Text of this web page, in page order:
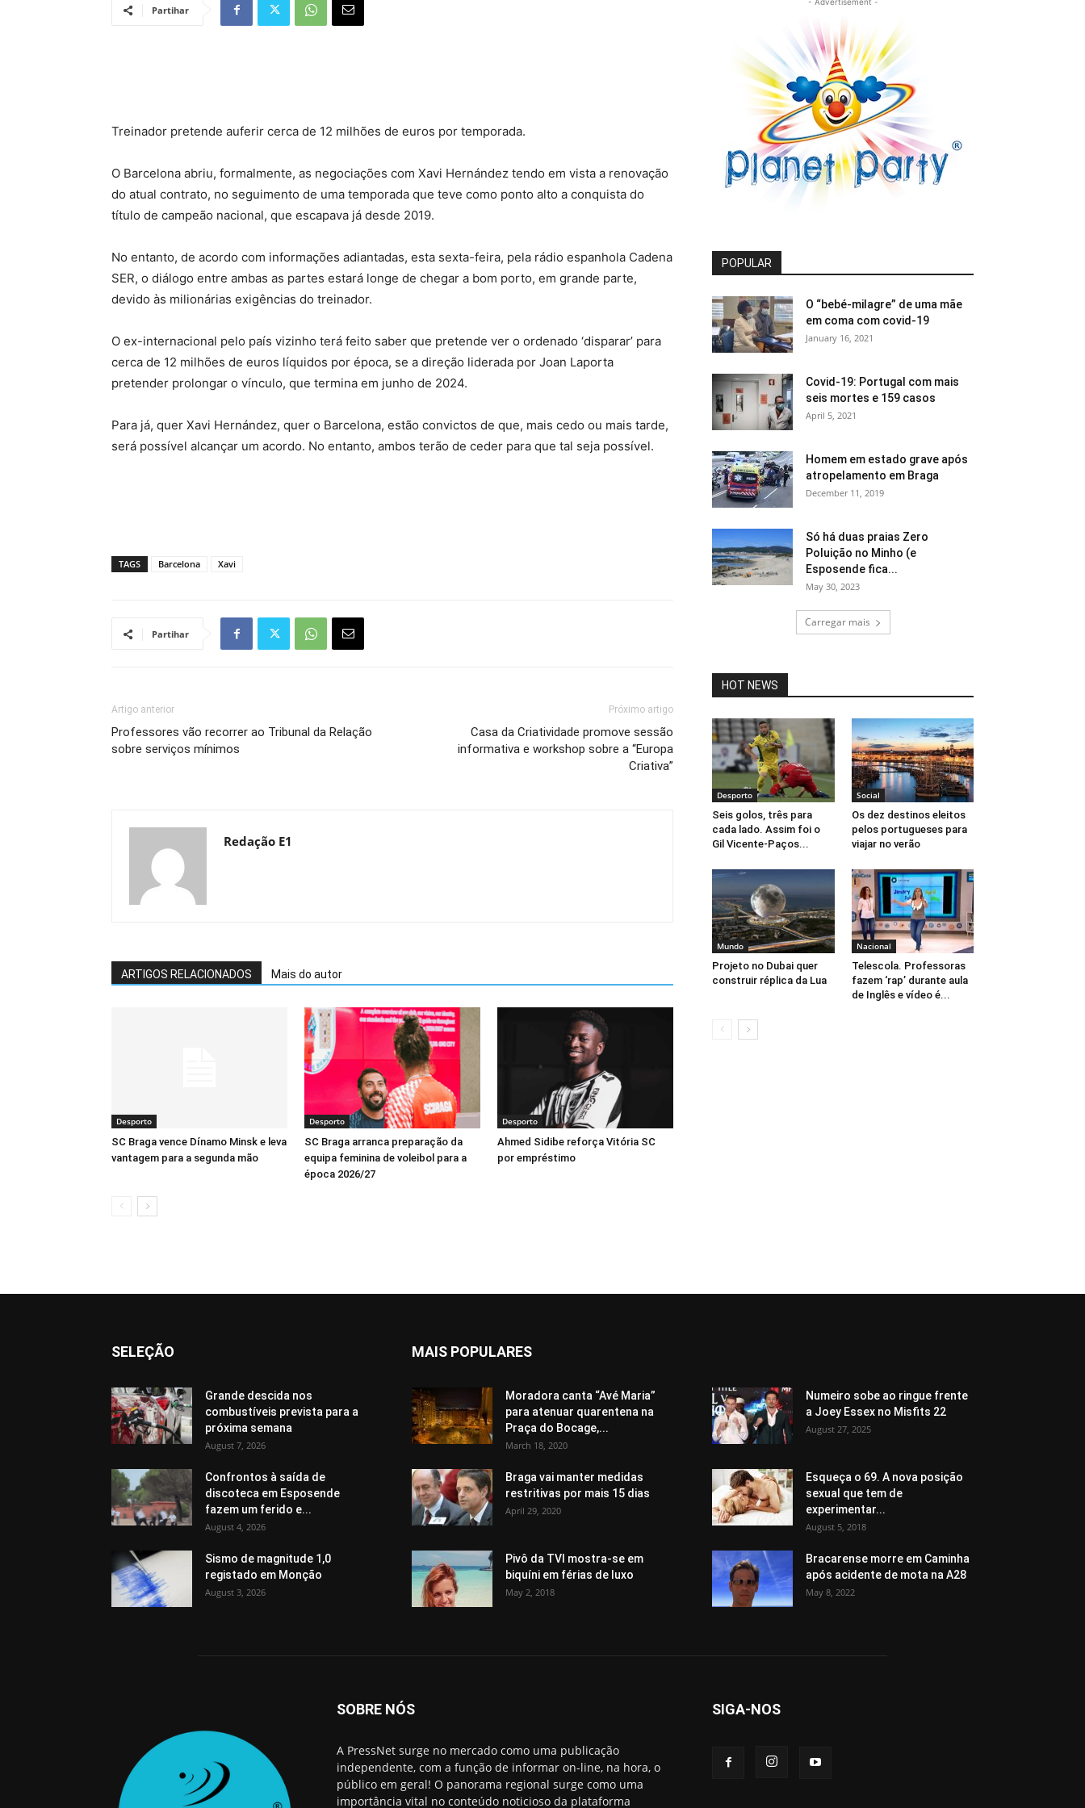
Partihar
Treinador pretende auferir cerca de 12 milhões de euros por temporada.
O Barcelona abriu, formalmente, as negociações com Xavi Hernández tendo em vista a renovação
do atual contrato, no seguimento de uma temporada que teve como ponto alto a conquista do
título de campeão nacional, que escapava já desde 2019.
No entanto, de acordo com informações adiantadas, esta sexta-feira, pela rádio espanhola Cadena
SER, o diálogo entre ambas as partes estará longe de chegar a bom porto, em grande parte,
devido às milionárias exigências do treinador.
O ex-internacional pelo país vizinho terá feito saber que pretende ver o ordenado ‘disparar’ para
cerca de 12 milhões de euros líquidos por época, se a direção liderada por Joan Laporta
pretender prolongar o vínculo, que termina em junho de 2024.
Para já, quer Xavi Hernández, quer o Barcelona, estão convictos de que, mais cedo ou mais tarde,
será possível alcançar um acordo. No entanto, ambos terão de ceder para que tal seja possível.
TAGS Barcelona Xavi
Partihar
Artigo anterior
Professores vão recorrer ao Tribunal da Relação
sobre serviços mínimos
Próximo artigo
Casa da Criatividade promove sessão
informativa e workshop sobre a “Europa
Criativa”
Redação E1
ARTIGOS RELACIONADOS Mais do autor
Desporto
SC Braga vence Dínamo Minsk e leva
vantagem para a segunda mão
Desporto
SC Braga arranca preparação da
equipa feminina de voleibol para a
época 2026/27
Desporto
Ahmed Sidibe reforça Vitória SC
por empréstimo
POPULAR
O “bebé-milagre” de uma mãe
em coma com covid-19
January 16, 2021
Covid-19: Portugal com mais
seis mortes e 159 casos
April 5, 2021
Homem em estado grave após
atropelamento em Braga
December 11, 2019
Só há duas praias Zero
Poluição no Minho (e
Esposende fica...
May 30, 2023
Carregar mais
HOT NEWS
Desporto
Seis golos, três para
cada lado. Assim foi o
Gil Vicente-Paços...
Social
Os dez destinos eleitos
pelos portugueses para
viajar no verão
Mundo
Projeto no Dubai quer
construir réplica da Lua
Nacional
Telescola. Professoras
fazem ‘rap’ durante aula
de Inglês e vídeo é...
SELEÇÃO
Grande descida nos
combustíveis prevista para a
próxima semana
August 7, 2026
Confrontos à saída de
discoteca em Esposende
fazem um ferido e...
August 4, 2026
Sismo de magnitude 1,0
registado em Monção
August 3, 2026
MAIS POPULARES
Moradora canta “Avé Maria”
para atenuar quarentena na
Praça do Bocage,...
March 18, 2020
Numeiro sobe ao ringue frente
a Joey Essex no Misfits 22
August 27, 2025
Braga vai manter medidas
restritivas por mais 15 dias
April 29, 2020
Esqueça o 69. A nova posição
sexual que tem de
experimentar...
August 5, 2018
Pivô da TVI mostra-se em
biquíni em férias de luxo
May 2, 2018
Bracarense morre em Caminha
após acidente de mota na A28
May 8, 2022
SOBRE NÓS
A PressNet surge no mercado como uma publicação
independente, com a função de informar on-line, na hora, o
público em geral! O panorama regional surge como uma
importância vital no conteúdo noticioso da plataforma
SIGA-NOS